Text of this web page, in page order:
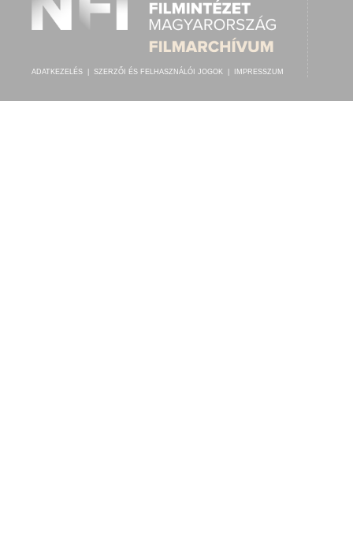
ADATKEZELÉS SZERZŐI ÉS FELHASZNÁLÓI JOGOK IMPRESSZUM